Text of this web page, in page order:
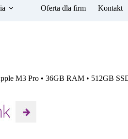
Oferta dla firm Kontakt
M3 Pro • 36GB RAM • 512GB